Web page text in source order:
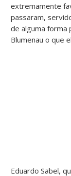
extremamente
passaram,
de alguma forma
Blumenau o que
Eduardo Sabel,